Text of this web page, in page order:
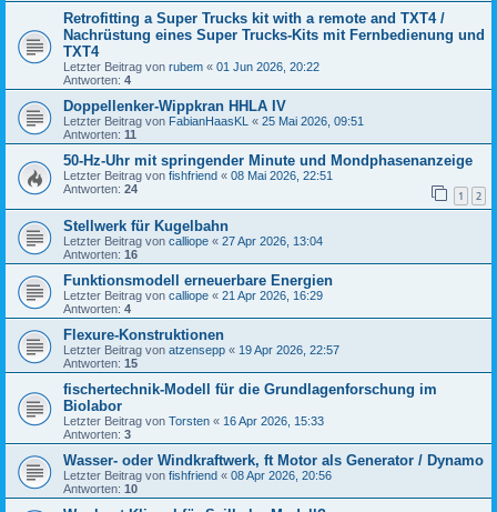
Retrofitting a Super Trucks kit with a remote and TXT4 /
Nachrüstung eines Super Trucks-Kits mit Fernbedienung und
TXT4
Letzter Beitrag von rubem « 01 Jun 2026, 20:22
Antworten: 4
Doppellenker-Wippkran HHLA IV
Letzter Beitrag von FabianHaasKL « 25 Mai 2026, 09:51
Antworten: 11
50-Hz-Uhr mit springender Minute und Mondphasenanzeige
Letzter Beitrag von fishfriend « 08 Mai 2026, 22:51
Antworten: 24 1 2
Stellwerk für Kugelbahn
Letzter Beitrag von calliope « 27 Apr 2026, 13:04
Antworten: 16
Funktionsmodell erneuerbare Energien
Letzter Beitrag von calliope « 21 Apr 2026, 16:29
Antworten: 4
Flexure-Konstruktionen
Letzter Beitrag von atzensepp « 19 Apr 2026, 22:57
Antworten: 15
fischertechnik-Modell für die Grundlagenforschung im
Biolabor
Letzter Beitrag von Torsten « 16 Apr 2026, 15:33
Antworten: 3
Wasser- oder Windkraftwerk, ft Motor als Generator / Dynamo
Letzter Beitrag von fishfriend « 08 Apr 2026, 20:56
Antworten: 10